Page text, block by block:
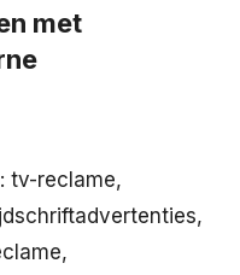
met
: tv-reclame,